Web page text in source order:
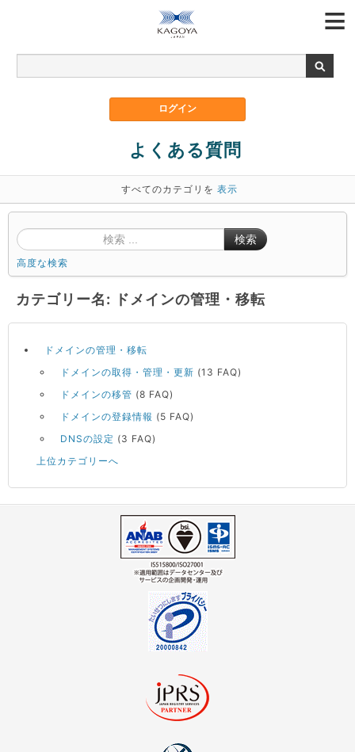
よくある質問
すべてのカテゴリを 表示
検索
高度な検索
カテゴリー名: ドメインの管理・移転
ドメインの管理・移転
ドメインの取得・管理・更新 (13 FAQ)
ドメインの移管 (8 FAQ)
ドメインの登録情報 (5 FAQ)
DNSの設定 (3 FAQ)
上位カテゴリーへ